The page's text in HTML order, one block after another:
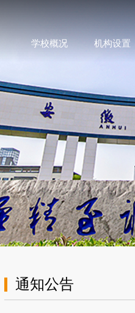
学校概况 机构设置
通知公告